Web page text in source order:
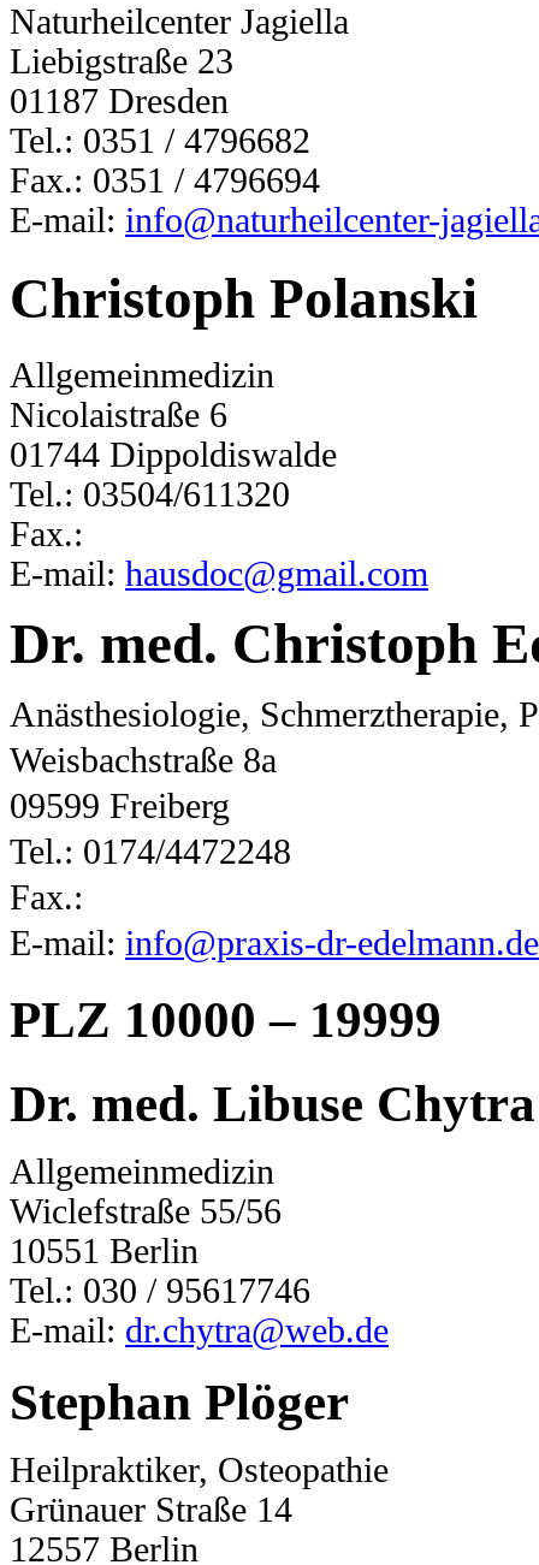
Naturheilcenter Jagiella
Liebigstraße 23
01187 Dresden
Tel.: 0351 / 4796682
Fax.: 0351 / 4796694
E-mail: info@naturheilcenter-
Christoph Polanski
Allgemeinmedizin
Nicolaistraße 6
01744 Dippoldiswalde
Tel.: 03504/611320
Fax.:
E-mail: hausdoc@gmail.com
Dr. med. Christoph
Anästhesiologie, Schmerztherapie,
Weisbachstraße 8a
09599 Freiberg
Tel.: 0174/4472248
Fax.:
E-mail: info@praxis-dr-edelmann.de
PLZ 10000 – 19999
Dr. med. Libuse Chytra
Allgemeinmedizin
Wiclefstraße 55/56
10551 Berlin
Tel.: 030 / 95617746
E-mail: dr.chytra@web.de
Stephan Plöger
Heilpraktiker, Osteopathie
Grünauer Straße 14
12557 Berlin